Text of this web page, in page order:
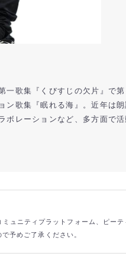
一歌集『くびすじの欠片』で
ン歌集『眠れる海』。近年は
レーションなど、多方面で活
ュニティプラットフォーム、ピー
予めご了承ください。